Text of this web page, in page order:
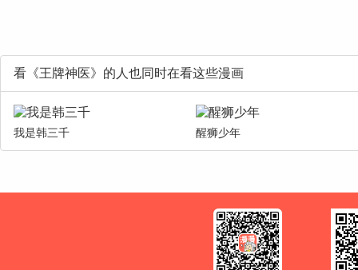
看《王牌神医》的人也同时在看这些漫画
我是韩三千 醒狮少年